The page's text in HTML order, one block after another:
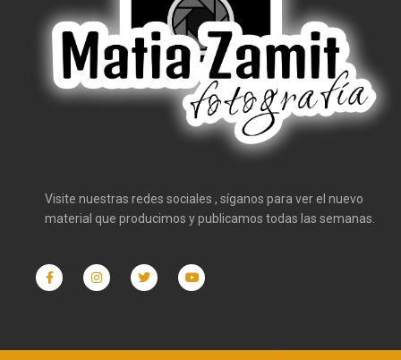
Visite nuestras redes sociales , síganos para ver el nuevo
material que producimos y publicamos todas las semanas.